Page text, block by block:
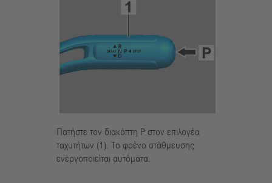
Πατήστε τον διακόπτη P στον επιλογέα
ταχυτήτων (1). Το φρένο στάθμευσης
ενεργοποιείται αυτόματα.